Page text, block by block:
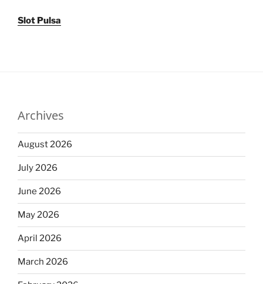
Slot Pulsa
Archives
August 2026
July 2026
June 2026
May 2026
April 2026
March 2026